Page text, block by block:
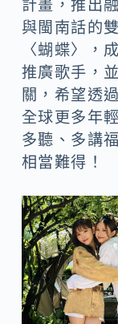
計畫，推出
與閩南話的
〈蝴蝶〉，
推廣歌手，
關，希望透
全球更多年
多聽、多講
相當難得！